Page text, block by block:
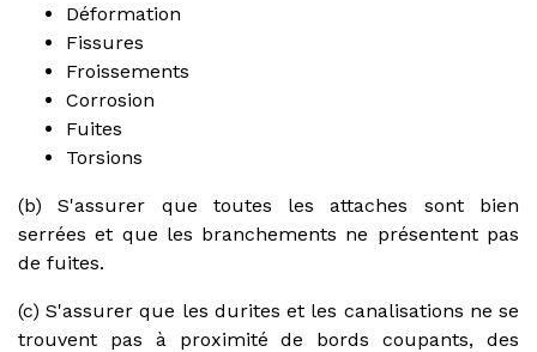
Déformation
Fissures
Froissements
Corrosion
Fuites
Torsions
(b) S'assurer que toutes les attaches sont bien
serrées et que les branchements ne présentent pas
de fuites.
(c) S'assurer que les durites et les canalisations ne se
trouvent pas à proximité de bords coupants, des